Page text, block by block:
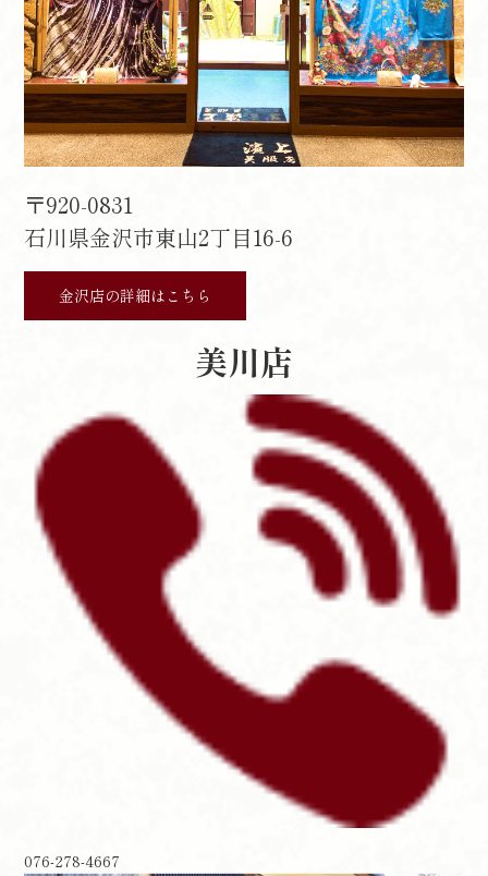
〒920-0831
石川県金沢市東山2丁目16-6
金沢店の詳細はこちら
美川店
076-278-4667